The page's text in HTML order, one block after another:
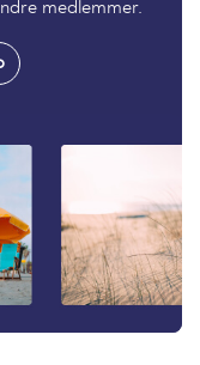
medlemmer.